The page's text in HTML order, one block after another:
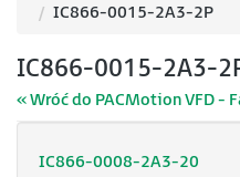
IC866-0015-2A3-2P
IC866-0015-2A3-
« Wróć do PACMotion VFD -
IC866-0008-2A3-20